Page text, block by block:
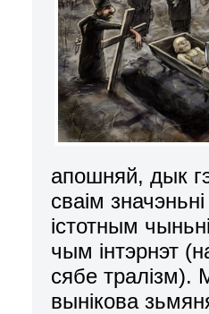
апошняй, дык
сваім
істотным
чым інтэрнэт
сябе тралізм).
вынікова